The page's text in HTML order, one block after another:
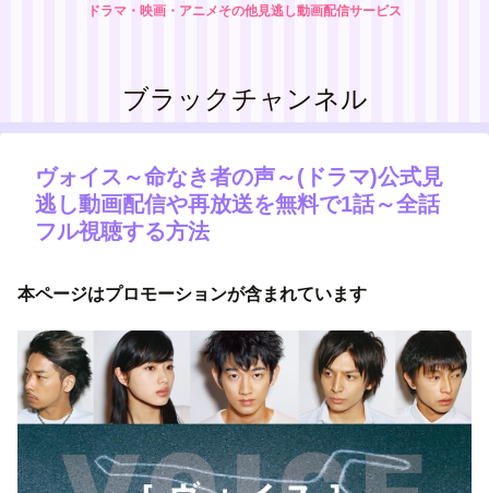
ドラマ・映画・アニメその他見逃し動画配信サービス
ブラックチャンネル
ヴォイス～命なき者の声～(ドラマ)公式見
逃し動画配信や再放送を無料で1話～全話
フル視聴する方法
本ページはプロモーションが含まれています